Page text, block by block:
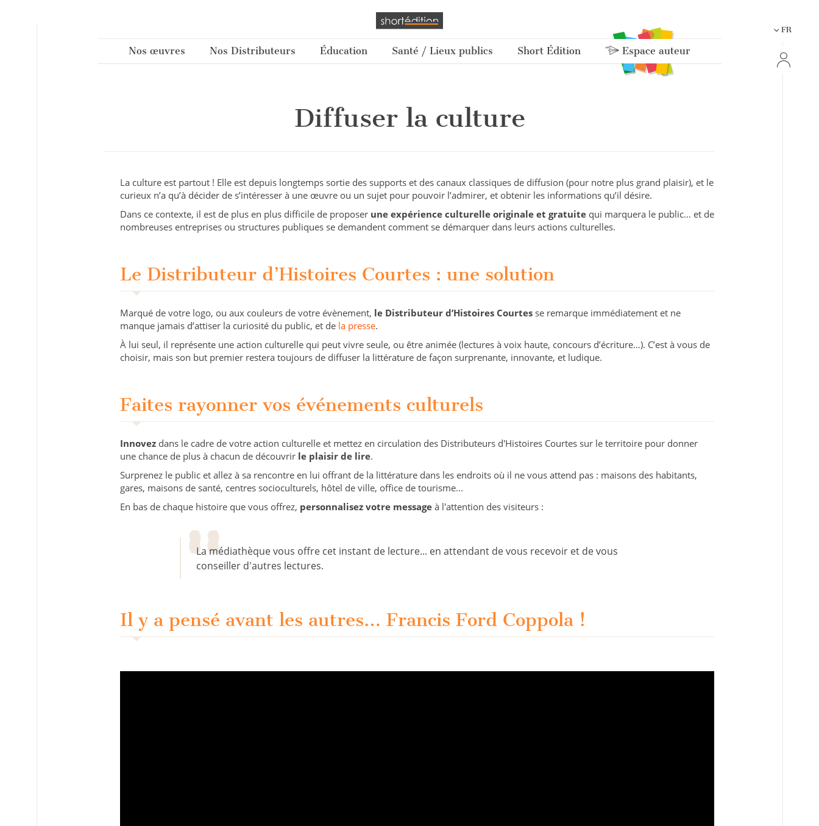
Nos œuvres Nos Distributeurs Éducation Santé / Lieux publics Short Édition Espace auteur
FR
Diffuser la culture
La culture est partout ! Elle est depuis longtemps sortie des supports et des canaux classiques de diffusion (pour notre plus grand plaisir), et le
curieux n’a qu’à décider de s’intéresser à une œuvre ou un sujet pour pouvoir l’admirer, et obtenir les informations qu’il désire.
Dans ce contexte, il est de plus en plus difficile de proposer une expérience culturelle originale et gratuite qui marquera le public… et de
nombreuses entreprises ou structures publiques se demandent comment se démarquer dans leurs actions culturelles.
Le Distributeur d’Histoires Courtes : une solution
Marqué de votre logo, ou aux couleurs de votre évènement, le Distributeur d’Histoires Courtes se remarque immédiatement et ne
manque jamais d’attiser la curiosité du public, et de la presse.
À lui seul, il représente une action culturelle qui peut vivre seule, ou être animée (lectures à voix haute, concours d’écriture…). C’est à vous de
choisir, mais son but premier restera toujours de diffuser la littérature de façon surprenante, innovante, et ludique.
Faites rayonner vos événements culturels
Innovez dans le cadre de votre action culturelle et mettez en circulation des Distributeurs d'Histoires Courtes sur le territoire pour donner
une chance de plus à chacun de découvrir le plaisir de lire.
Surprenez le public et allez à sa rencontre en lui offrant de la littérature dans les endroits où il ne vous attend pas : maisons des habitants,
gares, maisons de santé, centres socioculturels, hôtel de ville, office de tourisme...
En bas de chaque histoire que vous offrez, personnalisez votre message à l'attention des visiteurs :
La médiathèque vous offre cet instant de lecture... en attendant de vous recevoir et de vous
conseiller d'autres lectures.
Il y a pensé avant les autres… Francis Ford Coppola !